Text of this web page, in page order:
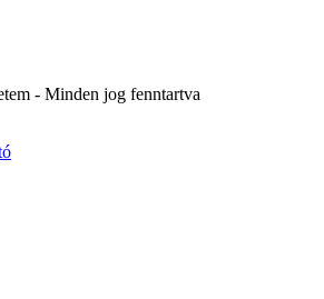
- Minden jog fenntartva